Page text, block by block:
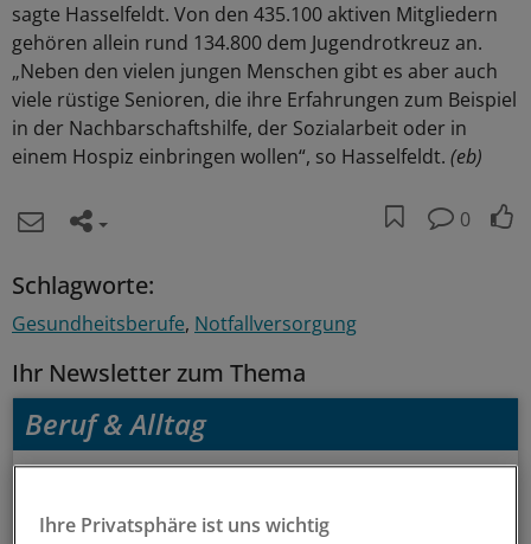
sagte Hasselfeldt. Von den 435.100 aktiven Mitgliedern
gehören allein rund 134.800 dem Jugendrotkreuz an.
„Neben den vielen jungen Menschen gibt es aber auch
viele rüstige Senioren, die ihre Erfahrungen zum Beispiel
in der Nachbarschaftshilfe, der Sozialarbeit oder in
einem Hospiz einbringen wollen“, so Hasselfeldt. (eb)
0
Schlagworte:
Gesundheitsberufe Notfallversorgung
Ihr Newsletter zum Thema
Beruf & Alltag
Die Sonntagslektüre: Lesen Sie Wissenswertes und
Kolleginnen und Kollegen inspirieren - und seien Sie immer
Ihre Privatsphäre ist uns wichtig